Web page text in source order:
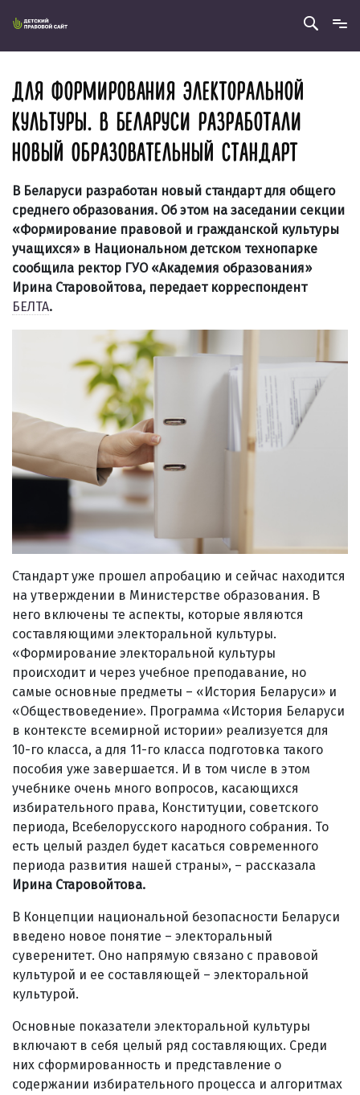
ДЛЯ ФОРМИРОВАНИЯ ЭЛЕКТОРАЛЬНОЙ
КУЛЬТУРЫ. В БЕЛАРУСИ РАЗРАБОТАЛИ
НОВЫЙ ОБРАЗОВАТЕЛЬНЫЙ СТАНДАРТ
В Беларуси разработан новый стандарт для общего
среднего образования. Об этом на заседании секции
«Формирование правовой и гражданской культуры
учащихся» в Национальном детском технопарке
сообщила ректор ГУО «Академия образования»
Ирина Старовойтова, передает корреспондент
БЕЛТА.
Стандарт уже прошел апробацию и сейчас находится
на утверждении в Министерстве образования. В
него включены те аспекты, которые являются
составляющими электоральной культуры.
«Формирование электоральной культуры
происходит и через учебное преподавание, но
самые основные предметы – «История Беларуси» и
«Обществоведение». Программа «История Беларуси
в контексте всемирной истории» реализуется для
10-го класса, а для 11-го класса подготовка такого
пособия уже завершается. И в том числе в этом
учебнике очень много вопросов, касающихся
избирательного права, Конституции, советского
периода, Всебелорусского народного собрания. То
есть целый раздел будет касаться современного
периода развития нашей страны», – рассказала
Ирина Старовойтова.
В Концепции национальной безопасности Беларуси
введено новое понятие – электоральный
суверенитет. Оно напрямую связано с правовой
культурой и ее составляющей – электоральной
культурой.
Основные показатели электоральной культуры
включают в себя целый ряд составляющих. Среди
них сформированность и представление о
содержании избирательного процесса и алгоритмах